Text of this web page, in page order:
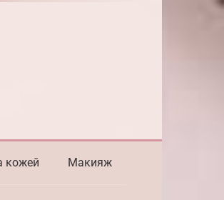
кожей Макияж